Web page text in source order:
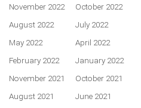
November 2022
October 2022
August 2022
July 2022
May 2022
April 2022
February 2022
January 2022
November 2021
October 2021
August 2021
June 2021